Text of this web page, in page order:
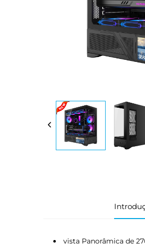
vista Panorâmica de